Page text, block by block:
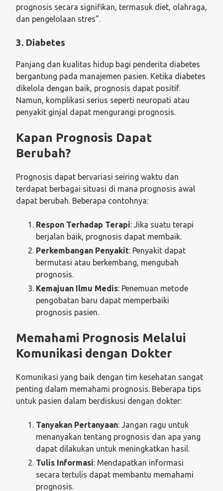
prognosis secara signifikan, termasuk diet, olahraga,
dan pengelolaan stres”.
3. Diabetes
Panjang dan kualitas hidup bagi penderita diabetes
bergantung pada manajemen pasien. Ketika diabetes
dikelola dengan baik, prognosis dapat positif.
Namun, komplikasi serius seperti neuropati atau
penyakit ginjal dapat mengurangi prognosis.
Kapan Prognosis Dapat
Berubah?
Prognosis dapat bervariasi seiring waktu dan
terdapat berbagai situasi di mana prognosis awal
dapat berubah. Beberapa contohnya:
Respon Terhadap Terapi: Jika suatu terapi
berjalan baik, prognosis dapat membaik.
Perkembangan Penyakit: Penyakit dapat
bermutasi atau berkembang, mengubah
prognosis.
Kemajuan Ilmu Medis: Penemuan metode
pengobatan baru dapat memperbaiki
prognosis pasien.
Memahami Prognosis Melalui
Komunikasi dengan Dokter
Komunikasi yang baik dengan tim kesehatan sangat
penting dalam memahami prognosis. Beberapa tips
untuk pasien dalam berdiskusi dengan dokter:
Tanyakan Pertanyaan: Jangan ragu untuk
menanyakan tentang prognosis dan apa yang
dapat dilakukan untuk meningkatkan hasil.
Tulis Informasi: Mendapatkan informasi
secara tertulis dapat membantu memahami
prognosis.